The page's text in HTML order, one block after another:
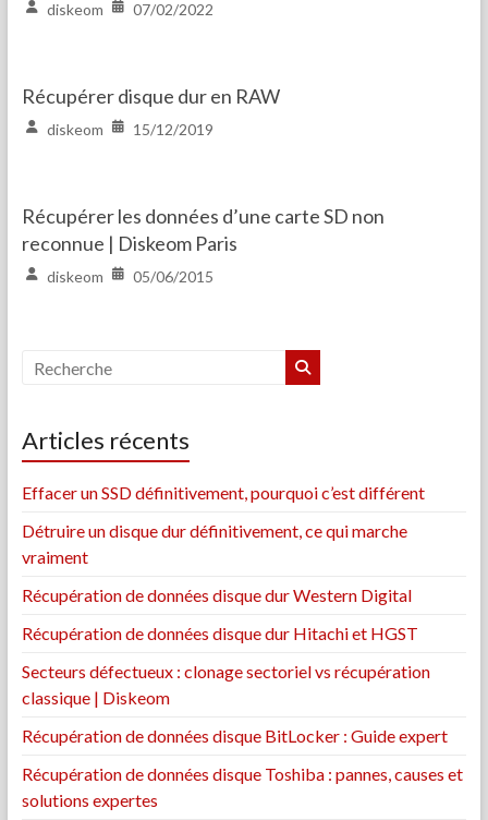
diskeom 07/02/2022
Récupérer disque dur en RAW
diskeom 15/12/2019
Récupérer les données d’une carte SD non
reconnue | Diskeom Paris
diskeom 05/06/2015
Articles récents
Effacer un SSD définitivement, pourquoi c’est différent
Détruire un disque dur définitivement, ce qui marche
vraiment
Récupération de données disque dur Western Digital
Récupération de données disque dur Hitachi et HGST
Secteurs défectueux : clonage sectoriel vs récupération
classique | Diskeom
Récupération de données disque BitLocker : Guide expert
Récupération de données disque Toshiba : pannes, causes et
solutions expertes